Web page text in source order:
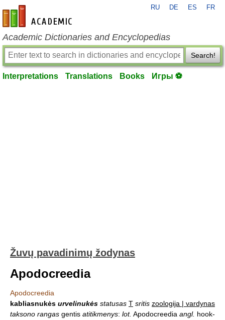
en-academic.com
RU DE ES FR
Academic Dictionaries and Encyclopedias
Search!
Interpretations Translations Books Игры ⚽
Žuvų pavadinimų žodynas
Apodocreedia
Apodocreedia
kabliasnukės urvelinukės statusas T sritis zoologija | vardynas
taksono rangas gentis atitikmenys: lot. Apodocreedia angl. hook-